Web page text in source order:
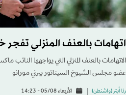
اتهامات بالعنف المنزلي تفجر
الاتهامات بالعنف المنزلي التي يواجهها
عضو مجلس الشيوخ السيناتور بيرني مورانو
رنا أبتر (واشنطن) الأربعاء 05/08 - 14:23